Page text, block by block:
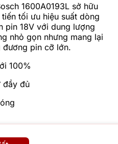
1600A0193L sở hữu
tiến tối ưu hiệu suất dòng
pin 18V với dung lượng
nhỏ gọn nhưng mang lại
đương pin cỡ lớn.
100%
đầy đủ